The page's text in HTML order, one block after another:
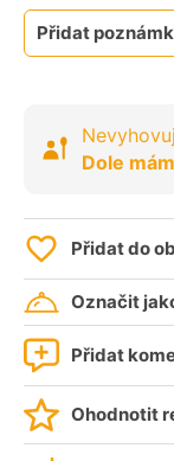
Přidat
Dole
Přidat do
Označit
Přidat
Ohodnotit